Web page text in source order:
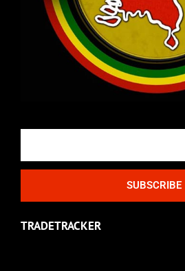
SUBSCRIBE
TRADETRACKER